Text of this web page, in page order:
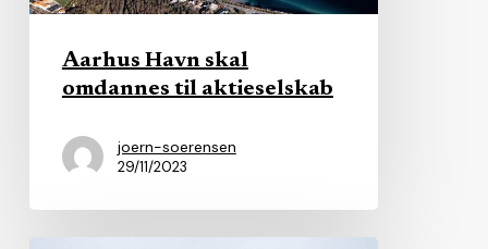
Aarhus Havn skal
omdannes til aktieselskab
joern-soerensen
29/11/2023